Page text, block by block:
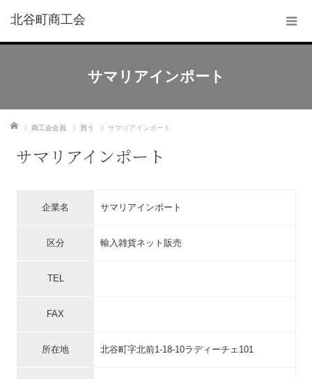
北谷町商工会
サマリアインポート
ホーム 商工会会員 買う サマリアインポート
サマリアインポート
企業名 サマリアインポート
区分 輸入雑貨ネット販売
TEL
FAX
所在地 北谷町字北前1-18-10ラディーチェ101